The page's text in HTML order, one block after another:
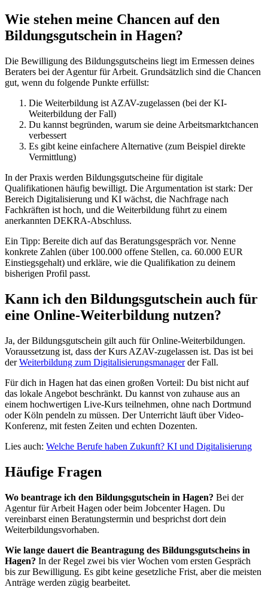
Wie stehen meine Chancen auf den
Bildungsgutschein in Hagen?
Die Bewilligung des Bildungsgutscheins liegt im Ermessen deines
Beraters bei der Agentur für Arbeit. Grundsätzlich sind die Chancen
gut, wenn du folgende Punkte erfüllst:
Die Weiterbildung ist AZAV-zugelassen (bei der KI-
Weiterbildung der Fall)
Du kannst begründen, warum sie deine Arbeitsmarktchancen
verbessert
Es gibt keine einfachere Alternative (zum Beispiel direkte
Vermittlung)
In der Praxis werden Bildungsgutscheine für digitale
Qualifikationen häufig bewilligt. Die Argumentation ist stark: Der
Bereich Digitalisierung und KI wächst, die Nachfrage nach
Fachkräften ist hoch, und die Weiterbildung führt zu einem
anerkannten DEKRA-Abschluss.
Ein Tipp: Bereite dich auf das Beratungsgespräch vor. Nenne
konkrete Zahlen (über 100.000 offene Stellen, ca. 60.000 EUR
Einstiegsgehalt) und erkläre, wie die Qualifikation zu deinem
bisherigen Profil passt.
Kann ich den Bildungsgutschein auch für
eine Online-Weiterbildung nutzen?
Ja, der Bildungsgutschein gilt auch für Online-Weiterbildungen.
Voraussetzung ist, dass der Kurs AZAV-zugelassen ist. Das ist bei
derWeiterbildung zum Digitalisierungsmanagerder Fall.
Für dich in Hagen hat das einen großen Vorteil: Du bist nicht auf
das lokale Angebot beschränkt. Du kannst von zuhause aus an
einem hochwertigen Live-Kurs teilnehmen, ohne nach Dortmund
oder Köln pendeln zu müssen. Der Unterricht läuft über Video-
Konferenz, mit festen Zeiten und echten Dozenten.
Lies auch: Welche Berufe haben Zukunft? KI und Digitalisierung
Häufige Fragen
Wo beantrage ich den Bildungsgutschein in Hagen? Bei der
Agentur für Arbeit Hagen oder beim Jobcenter Hagen. Du
vereinbarst einen Beratungstermin und besprichst dort dein
Weiterbildungsvorhaben.
Wie lange dauert die Beantragung des Bildungsgutscheins in
Hagen? In der Regel zwei bis vier Wochen vom ersten Gespräch
bis zur Bewilligung. Es gibt keine gesetzliche Frist, aber die meisten
Anträge werden zügig bearbeitet.